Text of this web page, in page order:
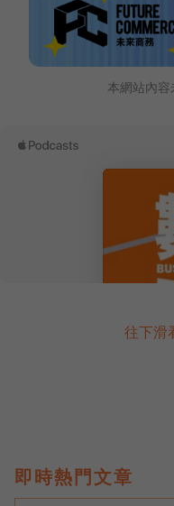
本網站內容
往下滑
即時熱門文章